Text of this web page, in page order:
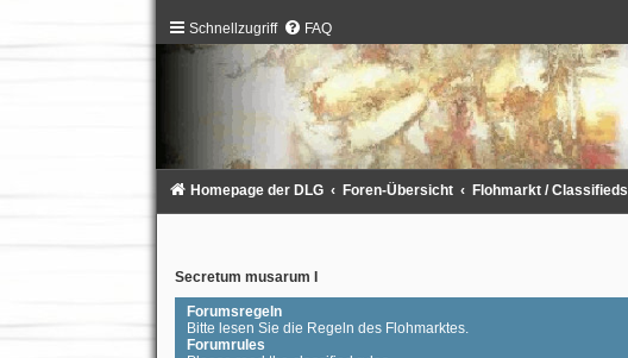
Schnellzugriff FAQ
Homepage der DLG Foren-Übersicht Flohmarkt / Classifieds
Secretum musarum I
Forumsregeln
Bitte lesen Sie die Regeln des Flohmarktes.
Forumrules